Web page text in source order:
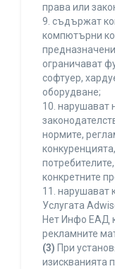
права или
9. съдържат
компютърни
ограничават
софтуер,
оборудване;
10. нарушават
нормите,
конкретните
11. нарушават
Услугата
Нет Инфо ЕАД
рекламните
(3) При
изискванията